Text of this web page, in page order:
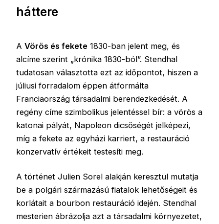
háttere
AVörös és fekete 1830-ban jelent meg, és
alcíme szerint „krónika 1830-ból”. Stendhal
tudatosan választotta ezt az időpontot, hiszen a
júliusi forradalom éppen átformálta
Franciaország társadalmi berendezkedését. A
regény címe szimbolikus jelentéssel bír: a vörös a
katonai pályát, Napoleon dicsőségét jelképezi,
míg a fekete az egyházi karriert, a restauráció
konzervatív értékeit testesíti meg.
A történet Julien Sorel alakján keresztül mutatja
be a polgári származású fiatalok lehetőségeit és
korlátait a bourbon restauráció idején. Stendhal
mesterien ábrázolja azt a társadalmi környezetet,